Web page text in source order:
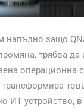
напълно защо
трябва да
операционна
трансформира
ИТ устройство,